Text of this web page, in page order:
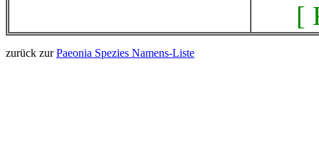
[
zurück zurPaeonia Spezies Namens-Liste